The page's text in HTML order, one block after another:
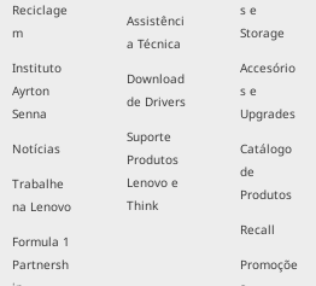
Reciclage
m
Instituto
Ayrton
Senna
Notícias
Trabalhe
na Lenovo
Formula 1
Partnersh
Assistênci
a Técnica
Download
de Drivers
Suporte
Produtos
Lenovo e
Think
s e
Storage
Accesório
s e
Upgrades
Catálogo
de
Produtos
Recall
Promoçõe